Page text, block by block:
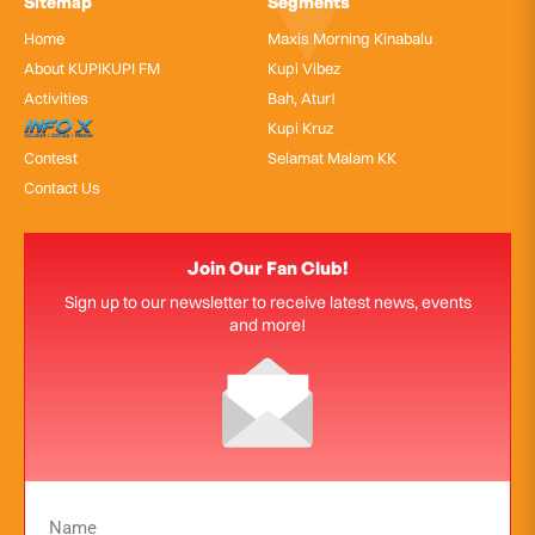
Home
About KUPIKUPI FM
Activities
InfoX
Contest
Contact Us
Maxis Morning Kinabalu
Kupi Vibez
Bah, Atur!
Kupi Kruz
Selamat Malam KK
Join Our Fan Club!
Sign up to our newsletter to receive latest news, events
and more!